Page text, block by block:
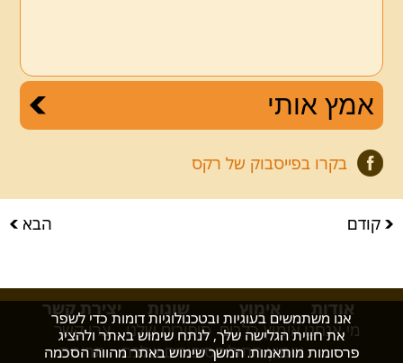
בקרו בפייסבוק של רקס
קודם הבא
אודות
מי אנחנו
אימוץ
אימוץ כלבים
אימוץ חתולים
שונות
סיפורים שלנו
סיפורים שלכם
יצירת קשר
צרו קשר
תרומה
אנו משתמשים בעוגיות ובטכנולוגיות דומות כדי לשפר
את חווית הגלישה שלך, לנתח שימוש באתר ולהציג
פרסומות מותאמות. המשך שימוש באתר מהווה הסכמה